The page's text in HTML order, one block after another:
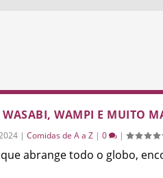
WAMPI E MUITO
| Comidas de A a Z | 0 |
abrange todo o globo,